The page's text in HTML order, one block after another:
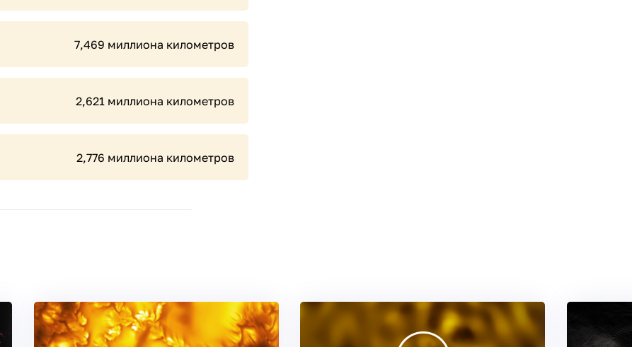
7,469 миллиона километров
2,621 миллиона километров
2,776 миллиона километров